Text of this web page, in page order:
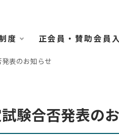
度 正会員・賛助会員
表のお知らせ
験合否発表の